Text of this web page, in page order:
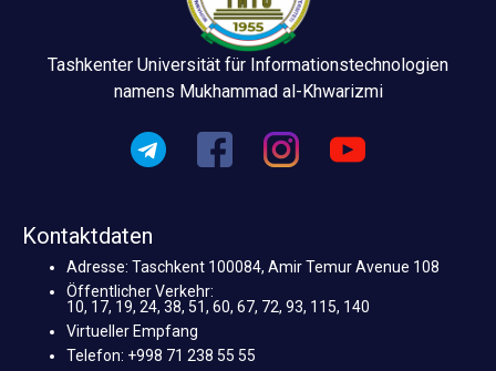
Tashkenter Universität für Informationstechnologien
namens Mukhammad al-Khwarizmi
Kontaktdaten
Adresse: Taschkent 100084, Amir Temur Avenue 108
Öffentlicher Verkehr:
10, 17, 19, 24, 38, 51, 60, 67, 72, 93, 115, 140
Virtueller Empfang
Telefon: +998 71 238 55 55